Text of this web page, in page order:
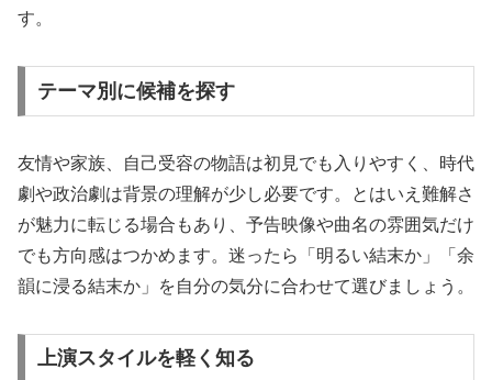
す。
テーマ別に候補を探す
友情や家族、自己受容の物語は初見でも入りやすく、時代
劇や政治劇は背景の理解が少し必要です。とはいえ難解さ
が魅力に転じる場合もあり、予告映像や曲名の雰囲気だけ
でも方向感はつかめます。迷ったら「明るい結末か」「余
韻に浸る結末か」を自分の気分に合わせて選びましょう。
上演スタイルを軽く知る